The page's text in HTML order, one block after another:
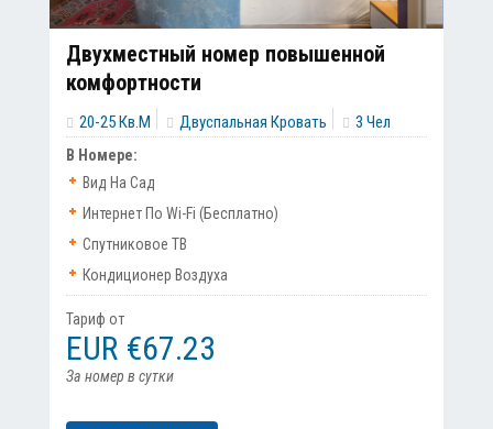
Двухместный номер повышенной
комфортности
20-25 Кв.м Двуспальная Кровать 3 Чел
В Номере:
Вид На Сад
Интернет По Wi-Fi (бесплатно)
Спутниковое ТВ
Кондиционер Воздуха
Тариф от
EUR €67.23
За номер в сутки